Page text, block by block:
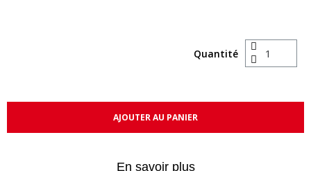
Quantité
AJOUTER AU PANIER
En savoir plus